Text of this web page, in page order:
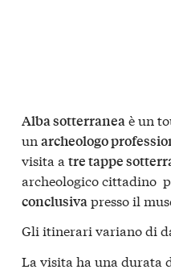
Alba sotterraneaè un
un archeologo
visita a tre tappe
archeologico cittadino
conclusivapresso il
Gli itinerari variano di
La visita ha una durata